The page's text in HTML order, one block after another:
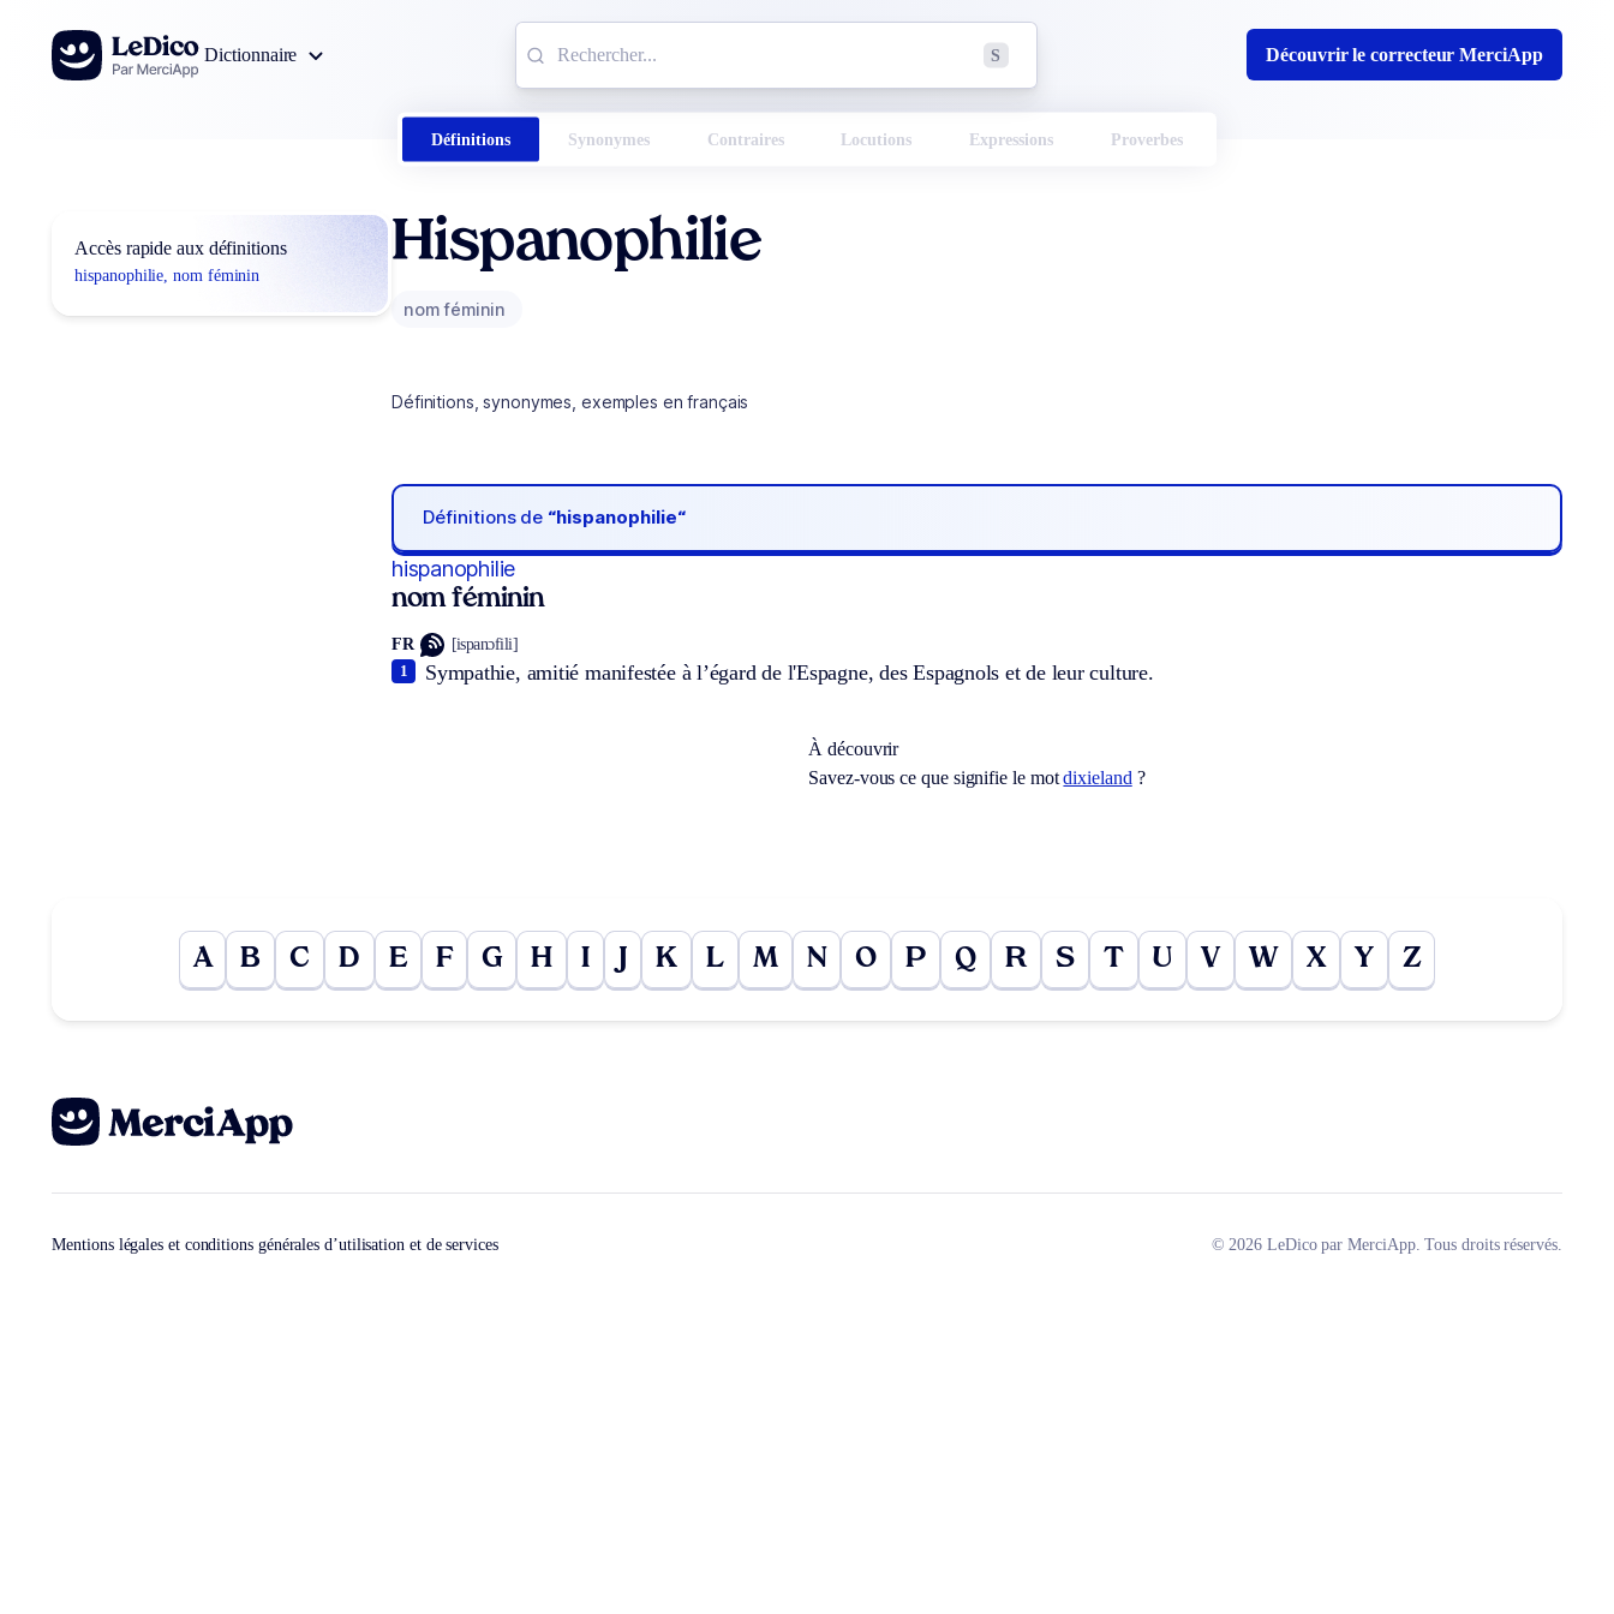
Aller au contenu
Dictionnaire
S Découvrir le correcteur MerciApp
Définitions Synonymes Contraires Locutions Expressions Proverbes
Accès rapide aux définitions
hispanophilie, nom féminin
Hispanophilie
nom féminin
Définitions, synonymes, exemples en français
Définitions de “hispanophilie“
hispanophilie
nom féminin
FR [ispanɔfili]
Sympathie, amitié manifestée à l’égard de l'Espagne, des Espagnols et de leur culture.
1
À découvrir
Savez-vous ce que signifie le motdixieland ?
A B C D E F G H I K L M N O P Q R S T U V W X Y Z
Mentions légales et conditions générales d’utilisation et de services © 2026 LeDico par MerciApp. Tous droits réservés.